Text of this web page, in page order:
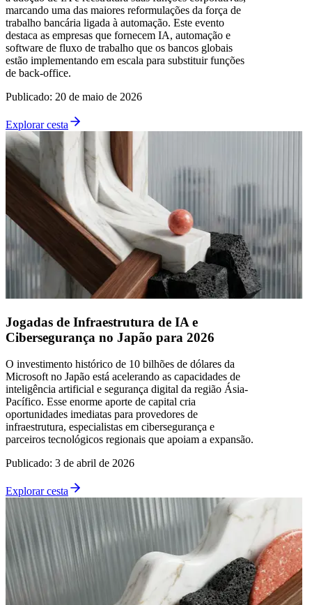
marcando uma das maiores reformulações da força de
trabalho bancária ligada à automação. Este evento
destaca as empresas que fornecem IA, automação e
software de fluxo de trabalho que os bancos globais
estão implementando em escala para substituir funções
de back-office.
Publicado: 20 de maio de 2026
Explorar cesta
Jogadas de Infraestrutura de IA e
Cibersegurança no Japão para 2026
O investimento histórico de 10 bilhões de dólares da
Microsoft no Japão está acelerando as capacidades de
inteligência artificial e segurança digital da região Ásia-
Pacífico. Esse enorme aporte de capital cria
oportunidades imediatas para provedores de
infraestrutura, especialistas em cibersegurança e
parceiros tecnológicos regionais que apoiam a expansão.
Publicado: 3 de abril de 2026
Explorar cesta